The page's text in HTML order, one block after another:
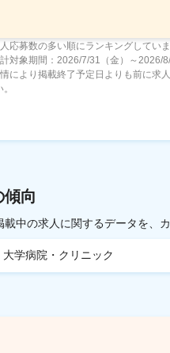
応募数の多い順にランキングしてい
対象期間：2026/7/31（金）～2026/8/
により掲載終了予定日よりも前に求
傾向
載中の求人に関するデータを、
大学病院・クリニック